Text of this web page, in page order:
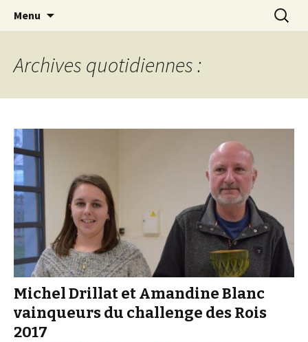
Club d échecs de l
agglomération
chambérienne
Les échecs pour tous
Menu
Archives quotidiennes :
Michel Drillat et Amandine Blanc
vainqueurs du challenge des Rois
2017